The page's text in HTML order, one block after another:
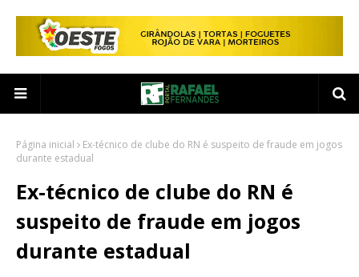
Página inicial
Ex-técnico de clube do RN é suspeito de fraude em jogos
durante estadual
Ex-técnico de clube do RN é
suspeito de fraude em jogos
durante estadual